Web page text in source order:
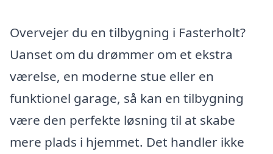
Overvejer du en tilbygning i Fasterholt?
Uanset om du drømmer om et ekstra
værelse, en moderne stue eller en
funktionel garage, så kan en tilbygning
være den perfekte løsning til at skabe
mere plads i hjemmet. Det handler ikke